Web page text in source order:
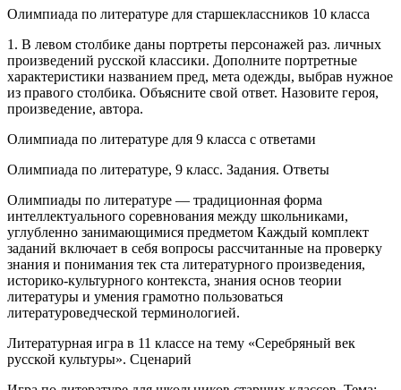
Олимпиада по литературе для старшеклассников 10 класса
1. В левом столбике даны портреты персонажей раз. личных
произведений русской классики. Дополните портретные
характеристики названием пред, мета одежды, выбрав нужное
из правого столбика. Объясните свой ответ. Назовите героя,
произведение, автора.
Олимпиада по литературе для 9 класса с ответами
Олимпиада по литературе, 9 класс. Задания. Ответы
Олимпиады по литературе — традиционная форма
интеллектуального соревнования между школьниками,
углубленно занимающимися предметом Каждый комплект
заданий включает в себя вопросы рассчитанные на проверку
знания и понимания тек ста литературного произведения,
историко-культурного контекста, знания основ теории
литературы и умения грамотно пользоваться
литературоведческой терминологией.
Литературная игра в 11 классе на тему «Серебряный век
русской культуры». Сценарий